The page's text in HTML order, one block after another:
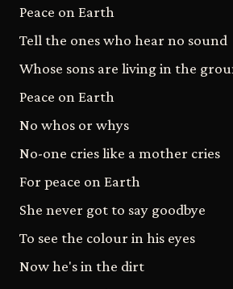
Peace on Earth
Tell the ones who hear no sound
Whose sons are living in the
Peace on Earth
No whos or whys
No-one cries like a mother cries
For peace on Earth
She never got to say goodbye
To see the colour in his eyes
Now he's in the dirt